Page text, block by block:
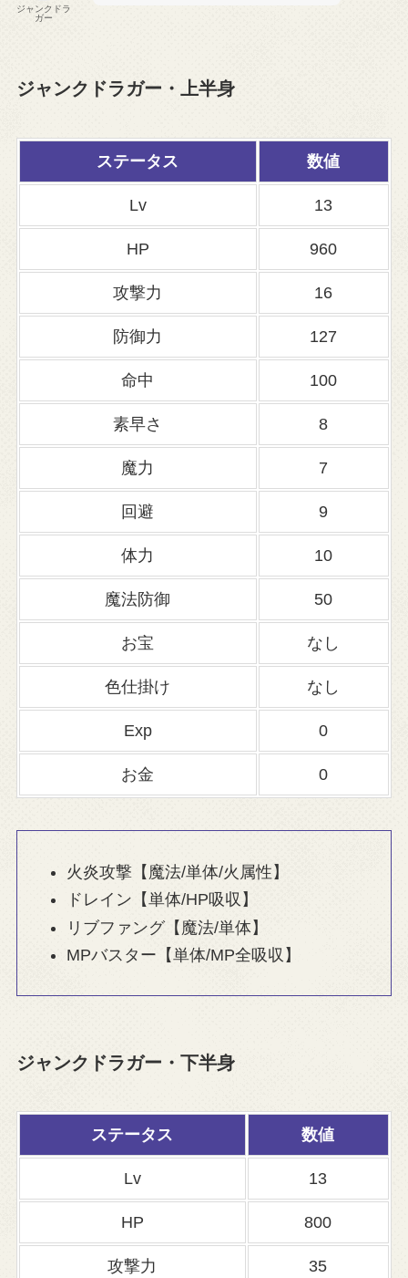
ジャンクドラ
ガー
ジャンクドラガー・上半身
ステータス 数値
Lv 13
HP 960
攻撃力 16
防御力 127
命中 100
素早さ 8
魔力 7
回避 9
体力 10
魔法防御 50
お宝 なし
色仕掛け なし
Exp 0
お金 0
火炎攻撃【魔法/単体/火属性】
ドレイン【単体/HP吸収】
リブファング【魔法/単体】
MPバスター【単体/MP全吸収】
ジャンクドラガー・下半身
ステータス 数値
Lv 13
HP 800
攻撃力 35